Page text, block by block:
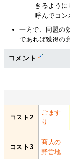
きるよう
呼んでコン
一方で、同盟の
であれば獲得の
コメント
コスト2
ごます
り
コスト3
商人の
野営地